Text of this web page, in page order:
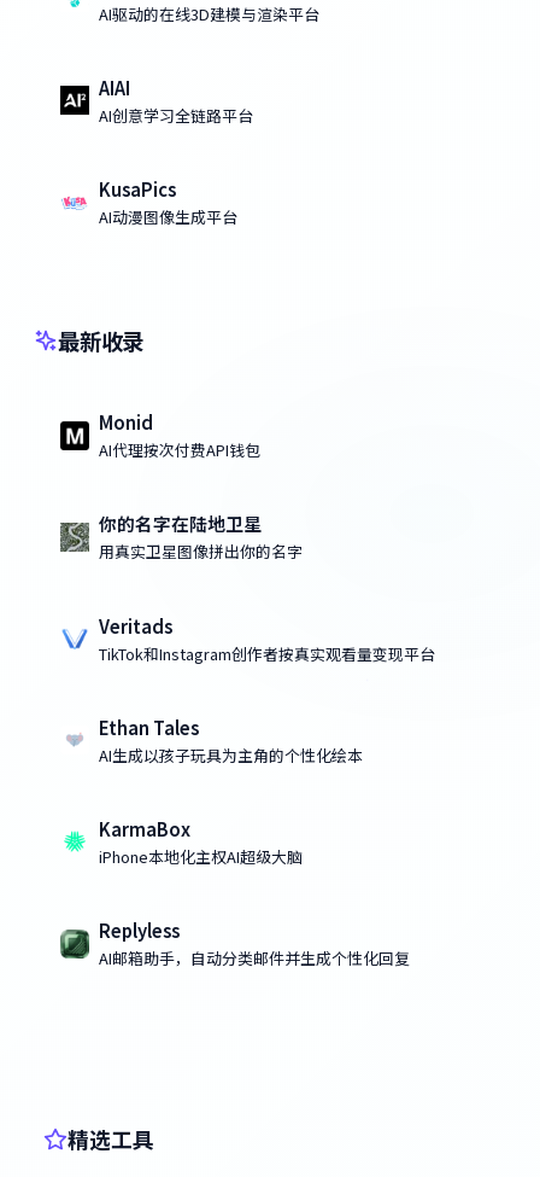
AI驱动的在线3D建模与渲染平台
AIAI
AI创意学习全链路平台
KusaPics
AI动漫图像生成平台
最新收录
Monid
AI代理按次付费API钱包
你的名字在陆地卫星
用真实卫星图像拼出你的名字
Veritads
TikTok和Instagram创作者按真实观看量变现平台
Ethan Tales
AI生成以孩子玩具为主角的个性化绘本
KarmaBox
iPhone本地化主权AI超级大脑
Replyless
AI邮箱助手，自动分类邮件并生成个性化回复
精选工具